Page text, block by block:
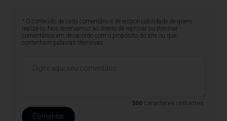
* O conteúdo de cada comentário é de responsabilidade de quem
realizá-lo. Nos reservamos ao direito de reprovar ou eliminar
comentários em desacordo com o propósito do site ou que
contenham palavras ofensivas.
500 caracteres restantes.
Comentar